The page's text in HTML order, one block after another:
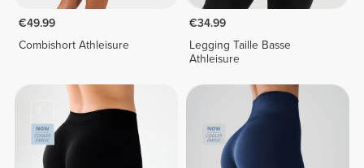
€49.99
Combishort Athleisure
€34.99
Legging Taille Basse
Athleisure